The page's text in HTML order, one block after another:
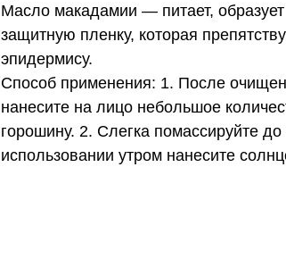
Масло макадамии — питает,
защитную пленку, которая
эпидермису.
Способ применения: 1. После
нанесите на лицо небольшое
горошину. 2. Слегка помассируйте
использовании утром нанесите